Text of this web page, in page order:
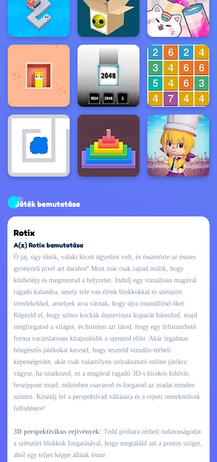
Játék bemutatása
Rotix
A(z) Rotix bemutatása
Ó jaj, úgy tűnik, valaki kicsit ügyetlen volt, és összetörte az összes
gyönyörű pixel art darabot! Most már csak rajtad múlik, hogy
közbelépj és megmentsd a helyzetet. Indulj egy vizuálisan magával
ragadó kalandra, amely tele van élénk blokkokkal és szétszórt
töredékekkel, amelyek arra várnak, hogy újra összeállítsd őket.
Képzeld el, hogy színes kockák összevissza kupacát bámulod, majd
megforgatod a világot, és hirtelen azt látod, hogy egy felismerhető
forma varázslatosan kirajzolódik a szemeid előtt. Akár izgalmas
böngészős játékokat keresel, hogy teszteld vizuális-térbeli
képességeidet, akár csak valamilyen szórakoztató online játékra
vágysz, ha unatkozol, ez a magával ragadó 3D-s kirakós kihívás
beszippant majd, miközben csavarod és forgatod az utadat minden
szinten. Készülj fel a perspektívád váltására és a rejtett remekművek
felfedésére!
3D perspektivikus rejtvények: Tedd próbára térbeli tudatosságodat
a szétszórt blokkok forgatásával, hogy megtaláld azt a pontos szöget,
ahol egy teljes képpé állnak össze.